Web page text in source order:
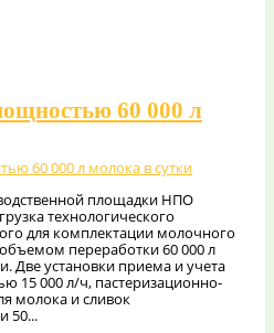
60 000 л
площадки НПО
технологического
для комплектации молочного
переработки 60 000 л
Две установки приема и учета
15 000 л/ч, пастеризационно-
молока и сливок
50...